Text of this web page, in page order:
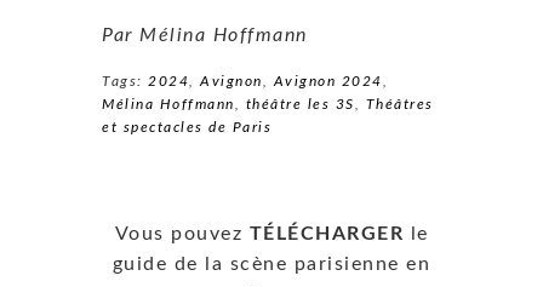
Par Mélina Hoffmann
Tags: 2024 Avignon Avignon 2024
Mélina Hoffmann
théâtre les 3S
Théâtres
et spectacles de Paris
Vous pouvez TÉLÉCHARGER le
guide de la scène parisienne en